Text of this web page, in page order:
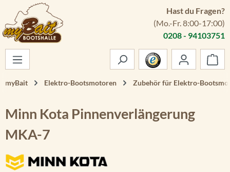
Zum Hauptinhalt springen
Hast du Fragen?
(Mo.-Fr. 8:00-17:00)
0208 - 94103751
myBait Elektro-Bootsmotoren Zubehör für Elektro-
Minn Kota Pinnenverlängerung
MKA-7